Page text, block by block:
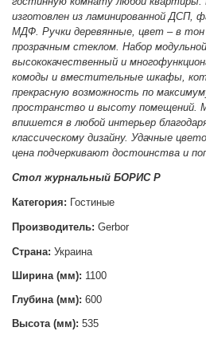
изготовлен из ламинированной ДСП,
МДФ. Ручки деревянные, цвет – в
прозрачным стеклом. Набор
высококачественный и
комоды и вместительные шкафы,
прекрасную возможность по
пространство и высоту помещений.
впишется в любой интерьер
классическому дизайну. Удачные
цена подчеркивают достоинства и
Стол журнальный БОРИС Р
Категория: Гостиные
Производитель: Gerbor
Страна: Украина
Ширина (мм): 1100
Глубина (мм): 600
Высота (мм): 535